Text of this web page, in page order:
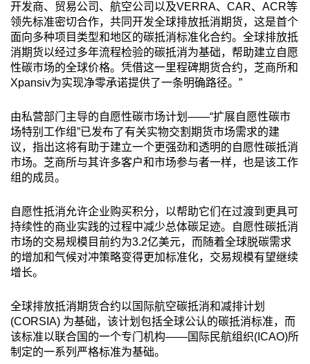
开发商、贸易公司、航空公司以及VERRA、CAR、ACR等
领先标准密切合作，共同开发全球排放抵消期货，这是首个
面向多种项目类型和地区的碳抵消标准化合约。全球排放抵
消期货以经过多年流程检验的碳抵消为基础，帮助建立自愿
性碳市场的全球价格。凭借这一里程碑期货合约，芝商所和
Xpansiv为实现净零承诺提供了一条明确路径。”
由私营部门主导的自愿性碳市场计划——“扩展自愿性碳市
场特别工作组”已发布了有关实物交割期货市场需求的建
议，指出这将有助于建立一个更强劲和透明的自愿性碳抵消
市场。芝商所与其许多客户和市场参与者一样，也是该工作
组的成员。
自愿性抵消允许企业购买积分，以帮助它们在过渡到更具可
持续性的商业实践的过程中减少总体碳足迹。自愿性碳抵消
市场的交易规模目前约为3.2亿美元，而随着全球脱碳需求
的增加和气候对冲策略变得更加标准化，交易规模有望继续
增长。
全球排放抵消期货合约以国际航空碳抵消和减排计划
(CORSIA) 为基础，该计划包括全球公认的碳抵消标准，而
该标准以联合国的一个专门机构——国际民航组织(ICAO)所
制定的一系列严格标准为基础。